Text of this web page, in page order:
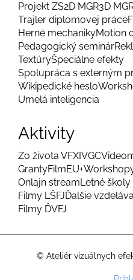
Projekt ZS2D MGR3D
Trajler diplomovej práce
Herné mechanikyMotion
Pedagogický seminár
TextúryŠpeciálne efekty
Spolupráca s externým
Wikipedické heslo
Umelá inteligencia
Aktivity
Zo života VFX IVGC
GrantyFilmEU+
Onlajn streamLetné
Filmy LŠFJĎalšie
Filmy ĎVFJ
© Ateliér vizuálnych